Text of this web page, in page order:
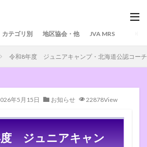
カテゴリ別 地区協会・他 JVA MRS
令和8年度 ジュニアキャンプ・北海道公認コー
年5月15日 お知らせ 22878View
度 ジュニアキャン